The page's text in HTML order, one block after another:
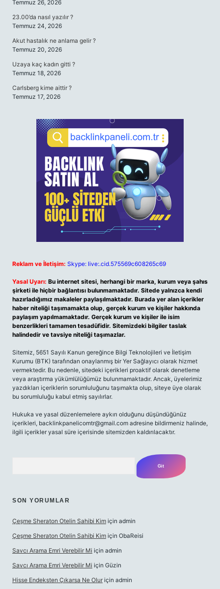
Temmuz 26, 2026
23.00’da nasıl yazılır ?
Temmuz 24, 2026
Akut hastalık ne anlama gelir ?
Temmuz 20, 2026
Uzaya kaç kadın gitti ?
Temmuz 18, 2026
Carlsberg kime aittir ?
Temmuz 17, 2026
Reklam ve İletişim: Skype: live:.cid.575569c608265c69
Yasal Uyarı: Bu internet sitesi, herhangi bir marka, kurum veya şahıs
şirketi ile hiçbir bağlantısı bulunmamaktadır. Sitede yalnızca kendi
hazırladığımız makaleler paylaşılmaktadır. Burada yer alan içerikler
haber niteliği taşımamakta olup, gerçek kurum ve kişiler hakkında
paylaşım yapılmamaktadır. Gerçek kurum ve kişiler ile isim
benzerlikleri tamamen tesadüfidir. Sitemizdeki bilgiler taslak
halindedir ve tavsiye niteliği taşımazlar.
Sitemiz, 5651 Sayılı Kanun gereğince Bilgi Teknolojileri ve İletişim
Kurumu (BTK) tarafından onaylanmış bir Yer Sağlayıcı olarak hizmet
vermektedir. Bu nedenle, sitedeki içerikleri proaktif olarak denetleme
veya araştırma yükümlülüğümüz bulunmamaktadır. Ancak, üyelerimiz
yazdıkları içeriklerin sorumluluğunu taşımakta olup, siteye üye olarak
bu sorumluluğu kabul etmiş sayılırlar.
Hukuka ve yasal düzenlemelere aykırı olduğunu düşündüğünüz
içerikleri, backlinkpanelicomtr@gmail.com adresine bildirmeniz halinde,
ilgili içerikler yasal süre içerisinde sitemizden kaldırılacaktır.
SON YORUMLAR
Çeşme Sheraton Otelin Sahibi Kim için admin
Çeşme Sheraton Otelin Sahibi Kim için ObaReisi
Savcı Arama Emri Verebilir Mi için admin
Savcı Arama Emri Verebilir Mi için Güzin
Hisse Endeksten Çıkarsa Ne Olur için admin